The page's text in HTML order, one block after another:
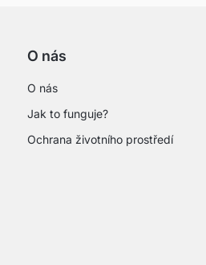
O nás
O nás
Jak to funguje?
Ochrana životního prostředí